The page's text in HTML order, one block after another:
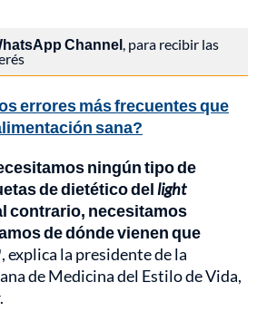
Channel , para recibir las
errores más frecuentes que
sana?
ningún tipo de
de dietético del light
contrario, necesitamos
de dónde vienen que
, explica la presidente de la
de Medicina del Estilo de Vida,